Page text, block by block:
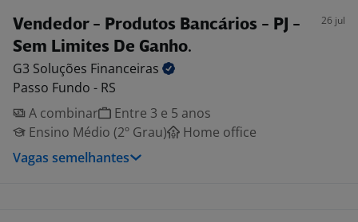
Vendedor - Produtos Bancários - PJ -
Sem Limites De Ganho.
26 jul
G3 Soluções Financeiras
Passo Fundo - RS
A combinar
Entre 3 e 5 anos
Ensino Médio (2º Grau)
Home office
Vagas semelhantes